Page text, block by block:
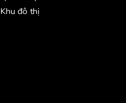
Khu đô thị